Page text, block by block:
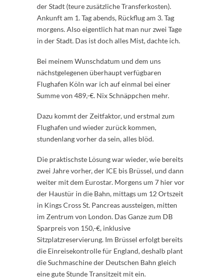
der Stadt (teure zusätzliche Transferkosten).
Ankunft am 1. Tag abends, Rückflug am 3. Tag
morgens. Also eigentlich hat man nur zwei Tage
in der Stadt. Das ist doch alles Mist, dachte ich.
Bei meinem Wunschdatum und dem uns
nächstgelegenen überhaupt verfügbaren
Flughafen Köln war ich auf einmal bei einer
Summe von 489,-€. Nix Schnäppchen mehr.
Dazu kommt der Zeitfaktor, und erstmal zum
Flughafen und wieder zurück kommen,
stundenlang vorher da sein, alles blöd.
Die praktischste Lösung war wieder, wie bereits
zwei Jahre vorher, der ICE bis Brüssel, und dann
weiter mit dem Eurostar. Morgens um 7 hier vor
der Haustür in die Bahn, mittags um 12 Ortszeit
in Kings Cross St. Pancreas aussteigen, mitten
im Zentrum von London. Das Ganze zum DB
Sparpreis von 150,-€, inklusive
Sitzplatzreservierung. Im Brüssel erfolgt bereits
die Einreisekontrolle für England, deshalb plant
die Suchmaschine der Deutschen Bahn gleich
eine gute Stunde Transitzeit mit ein.